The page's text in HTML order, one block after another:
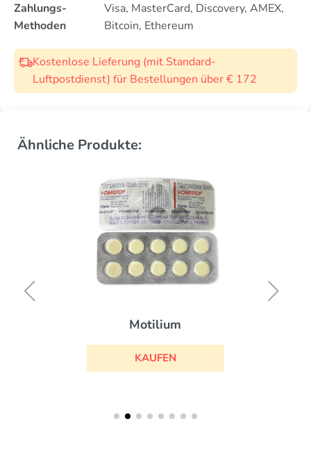
Zahlungs-
Methoden
Visa, MasterCard, Discovery, AMEX,
Bitcoin, Ethereum
Kostenlose Lieferung (mit Standard-
Luftpostdienst) für Bestellungen über € 172
Ähnliche Produkte:
Motilium
KAUFEN